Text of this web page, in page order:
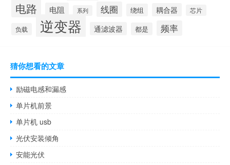
电路 电阻 系列 线圈 绕组 耦合器 芯片
负载 逆变器 通滤波器 都是 频率
猜你想看的文章
励磁电感和漏感
单片机前景
单片机 usb
光伏安装倾角
安能光伏